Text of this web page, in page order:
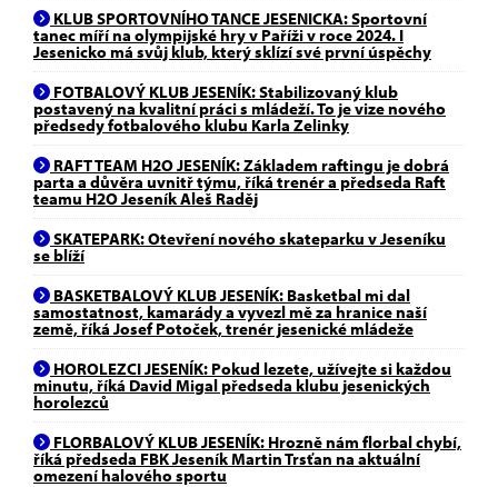
KLUB SPORTOVNÍHO TANCE JESENICKA: Sportovní
tanec míří na olympijské hry v Paříži v roce 2024. I
Jesenicko má svůj klub, který sklízí své první úspěchy
FOTBALOVÝ KLUB JESENÍK: Stabilizovaný klub
postavený na kvalitní práci s mládeží. To je vize nového
předsedy fotbalového klubu Karla Zelinky
RAFT TEAM H2O JESENÍK: Základem raftingu je dobrá
parta a důvěra uvnitř týmu, říká trenér a předseda Raft
teamu H2O Jeseník Aleš Raděj
SKATEPARK: Otevření nového skateparku v Jeseníku
se blíží
BASKETBALOVÝ KLUB JESENÍK: Basketbal mi dal
samostatnost, kamarády a vyvezl mě za hranice naší
země, říká Josef Potoček, trenér jesenické mládeže
HOROLEZCI JESENÍK: Pokud lezete, užívejte si každou
minutu, říká David Migal předseda klubu jesenických
horolezců
FLORBALOVÝ KLUB JESENÍK: Hrozně nám florbal chybí,
říká předseda FBK Jeseník Martin Trsťan na aktuální
omezení halového sportu